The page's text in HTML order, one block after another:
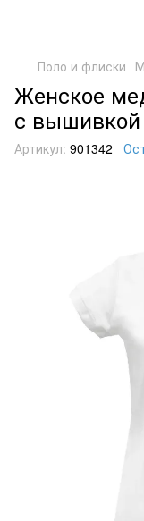
Поло и флиски
Женское
с
Артикул: 901342